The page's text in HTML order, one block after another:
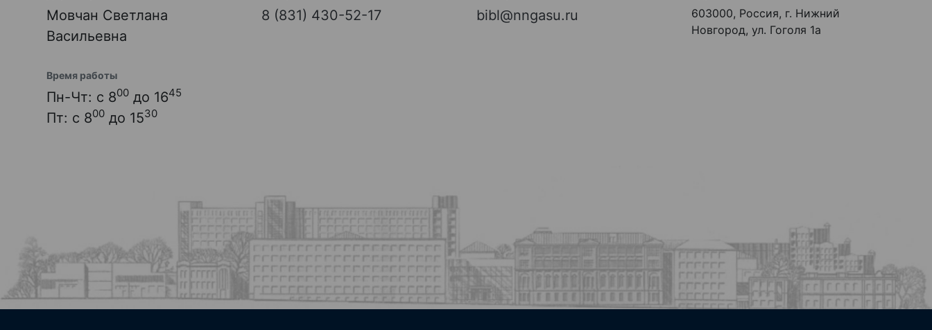
Мовчан Светлана
Васильевна
8 (831) 430-52-17 bibl@nngasu.ru
603000, Россия, г. Нижний
Новгород, ул. Гоголя 1а
Время работы
Пн-Чт: с 800 до 1645
Пт: с 800 до 1530